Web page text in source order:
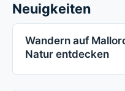
Neuigkeiten
Wandern auf
Natur entdecken